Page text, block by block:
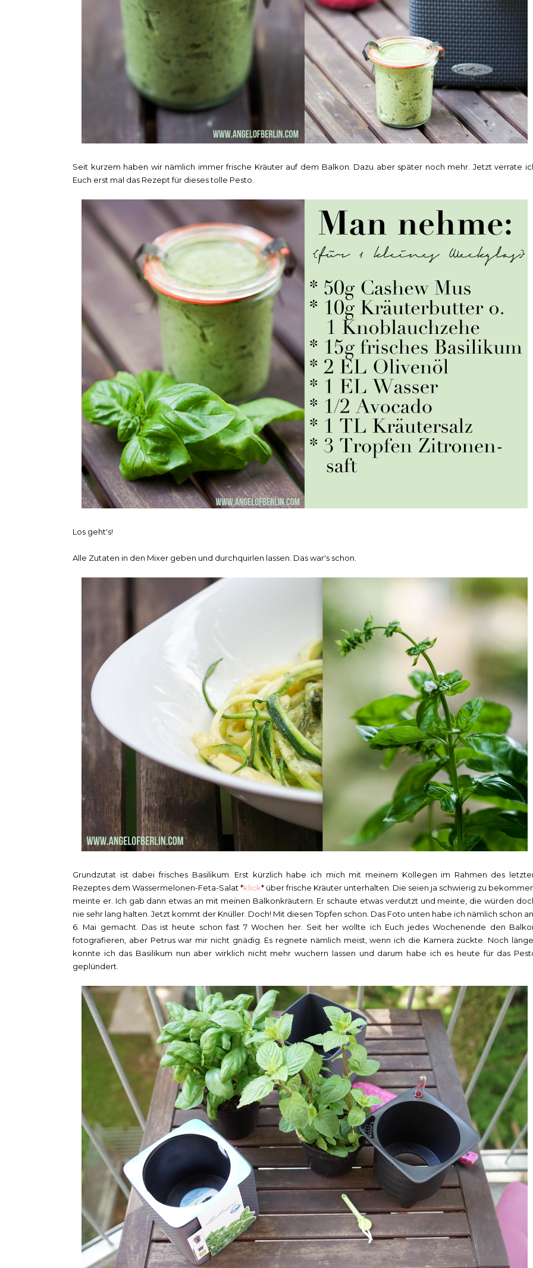
Seit kurzem haben wir nämlich immer frische Kräuter auf dem Balkon. Dazu aber später noch mehr. Jetzt verrate
Euch erst mal das Rezept für dieses tolle Pesto.
Los geht's!
Alle Zutaten in den Mixer geben und durchquirlen lassen. Das war's schon.
Grundzutat ist dabei frisches Basilikum. Erst kürzlich habe ich mich mit meinem Kollegen im Rahmen des
Rezeptes dem Wassermelonen-Feta-Salat *klick* über frische Kräuter unterhalten. Die seien ja schwierig zu
meinte er. Ich gab dann etwas an mit meinen Balkonkräutern. Er schaute etwas verdutzt und meinte, die würden
nie sehr lang halten. Jetzt kommt der Knüller. Doch! Mit diesen Töpfen schon. Das Foto unten habe ich nämlich schon
6. Mai gemacht. Das ist heute schon fast 7 Wochen her. Seit her wollte ich Euch jedes Wochenende den
fotografieren, aber Petrus war mir nicht gnädig. Es regnete nämlich meist, wenn ich die Kamera zückte. Noch
konnte ich das Basilikum nun aber wirklich nicht mehr wuchern lassen und darum habe ich es heute für das
geplündert.